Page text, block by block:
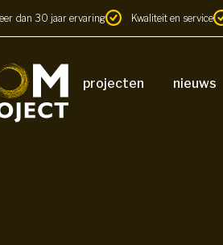
dan 30 jaar ervaring Kwaliteit en service
projecten nieuws